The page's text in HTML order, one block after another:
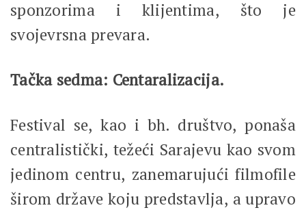
sponzorima i klijentima, što je
svojevrsna prevara.
Tačka sedma: Centaralizacija.
Festival se, kao i bh. društvo, ponaša
centralistički, težeći Sarajevu kao svom
jedinom centru, zanemarujući filmofile
širom države koju predstavlja, a upravo